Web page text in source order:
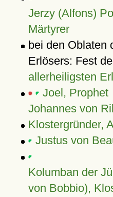
Jerzy (Alfons)
Märtyrer
bei den Oblaten
Erlösers: Fest
allerheiligsten
Joel, Prophet
Johannes von
Klostergründer,
Justus von
Kolumban der
von Bobbio),